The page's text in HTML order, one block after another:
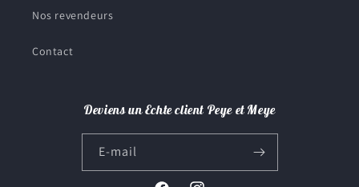
Nos revendeurs
Contact
Deviens un Echte client Peye et Meye
E-mail